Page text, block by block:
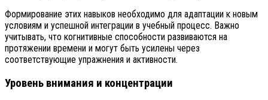
Формирование этих навыков необходимо для адаптации к новым
условиям и успешной интеграции в учебный процесс. Важно
учитывать, что когнитивные способности развиваются на
протяжении времени и могут быть усилены через
соответствующие упражнения и активности.
Уровень внимания и концентрации